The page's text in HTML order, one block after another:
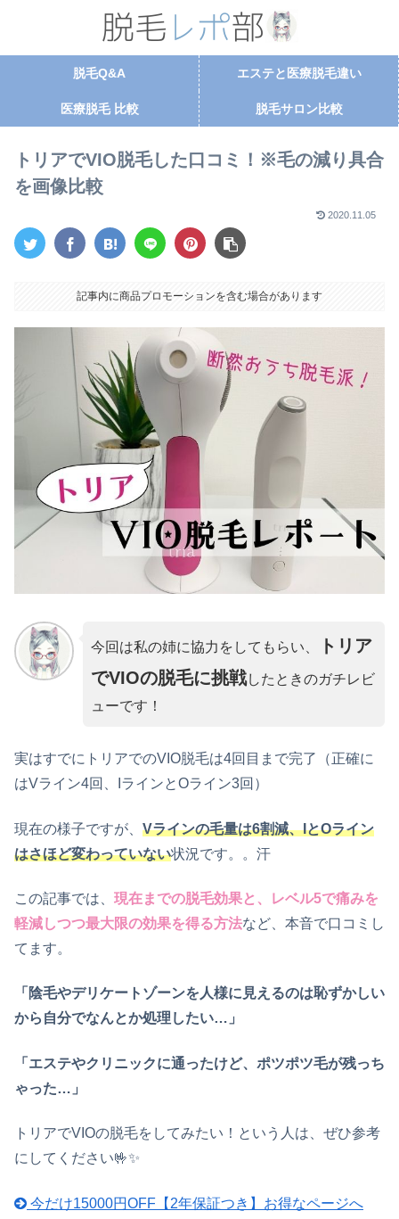
脱毛Q&A エステと医療脱毛違い
医療脱毛 比較 脱毛サロン比較
トリアでVIO脱毛した口コミ！※毛の減り具合
を画像比較
2020.11.05
記事内に商品プロモーションを含む場合があります
今回は私の姉に協力をしてもらい、
トリア
でVIOの脱毛に挑戦したときのガチレビ
ューです！
実はすでにトリアでのVIO脱毛は4回目まで完了（正確に
はVライン4回、IラインとOライン3回）
現在の様子ですが、 Vラインの毛量は6割減、IとOライン
はさほど変わっていない状況です。。汗
この記事では、 現在までの脱毛効果と、レベル5で痛みを
軽減しつつ最大限の効果を得る方法など、本音で口コミし
てます。
「陰毛やデリケートゾーンを人様に見えるのは恥ずかしい
から自分でなんとか処理したい…」
「エステやクリニックに通ったけど、ポツポツ毛が残っち
ゃった…」
トリアでVIOの脱毛をしてみたい！という人は、ぜひ参考
にしてください🤟✨
今だけ15000円OFF【2年保証つき】お得なページへ